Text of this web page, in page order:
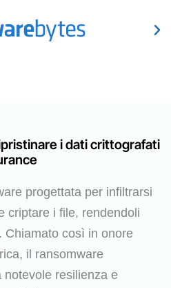
i dati crittografati
progettata per infiltrarsi
criptare i file, rendendoli
Chiamato così in onore
il ransomware
notevole resilienza e